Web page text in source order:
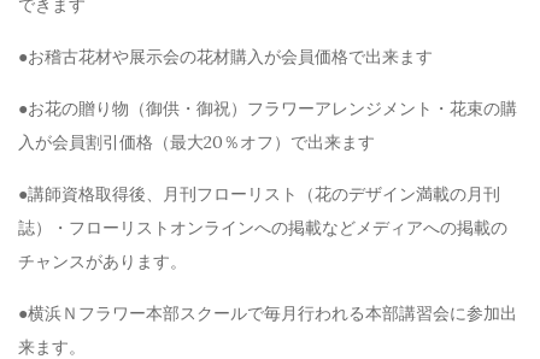
できます
●お稽古花材や展示会の花材購入が会員価格で出来ます
●お花の贈り物（御供・御祝）フラワーアレンジメント・花束の購
入が会員割引価格（最大20％オフ）で出来ます
●講師資格取得後、月刊フローリスト（花のデザイン満載の月刊
誌）・フローリストオンラインへの掲載などメディアへの掲載の
チャンスがあります。
●横浜Ｎフラワー本部スクールで毎月行われる本部講習会に参加出
来ます。